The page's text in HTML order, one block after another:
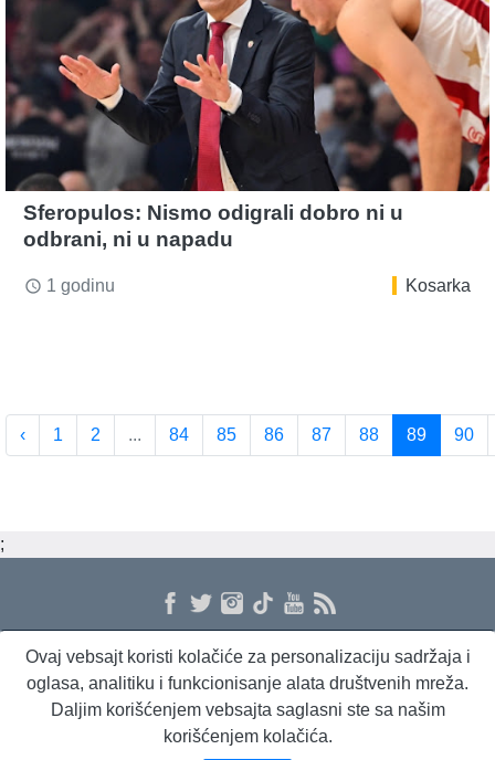
Sferopulos: Nismo odigrali dobro ni u
odbrani, ni u napadu
access_time 1 godinu Kosarka
‹ 1 2 ... 84 85 86 87 88 89 90
;
O nama Proizvodi i usluge Politika privatnosti Kontakt RSS
Dnevni evropski servis
Ovaj vebsajt koristi kolačiće za personalizaciju sadržaja i
oglasa, analitiku i funkcionisanje alata društvenih mreža.
Daljim korišćenjem vebsajta saglasni ste sa našim
korišćenjem kolačića.